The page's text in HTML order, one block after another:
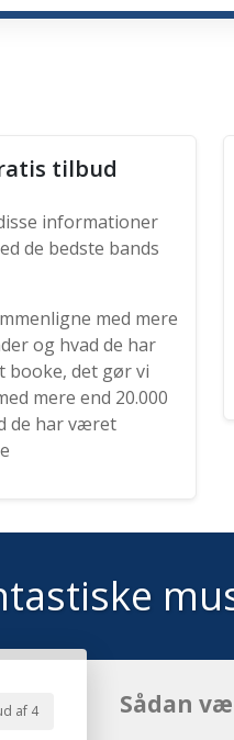
tilbud
informationer
de bedste bands
med mere
og hvad de har
booke, det gør vi
mere end 20.000
de har været
af 4 Sådan